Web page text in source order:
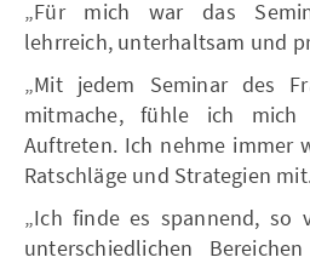
„Für mich war das
lehrreich, unterhaltsam und
„Mit jedem Seminar des
mitmache, fühle ich mich
Auftreten. Ich nehme immer
Ratschläge und Strategien
„Ich finde es spannend, so
unterschiedlichen